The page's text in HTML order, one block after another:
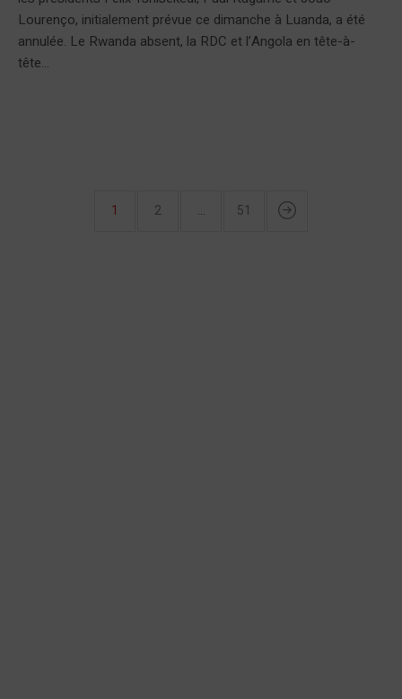
Lourenço, initialement prévue ce dimanche à Luanda, a été
annulée. Le Rwanda absent, la RDC et l’Angola en tête-à-
tête...
1 2 … 51